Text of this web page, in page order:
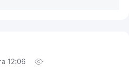
12:06